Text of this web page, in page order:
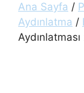
Ana Sayfa /
Aydınlatma /